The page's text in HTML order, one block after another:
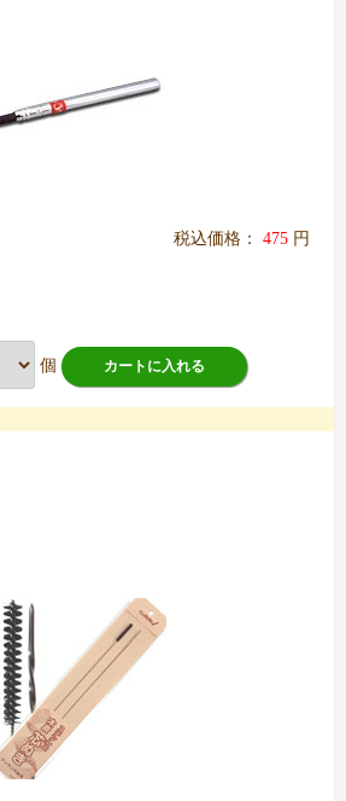
税込価格： 475 円
個 カートに入れる